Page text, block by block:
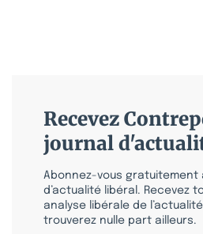
Recevez
journal
Abonnez-vous gratuitement
d’actualité libéral. Recevez
analyse libérale de
trouverez nulle part ailleurs.